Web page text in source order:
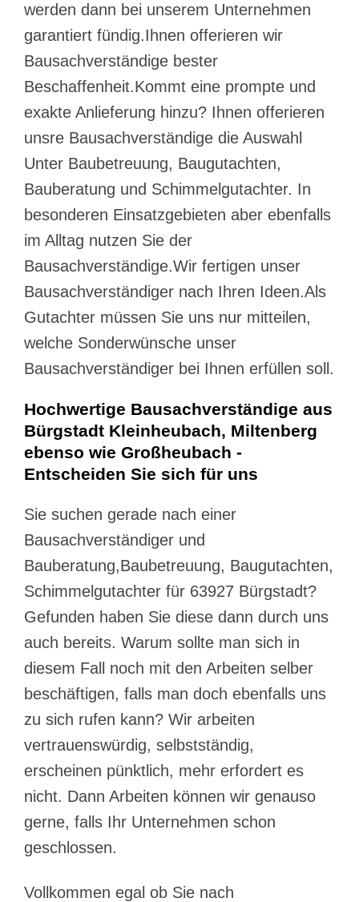
werden dann bei unserem Unternehmen
garantiert fündig.Ihnen offerieren wir
Bausachverständige bester
Beschaffenheit.Kommt eine prompte und
exakte Anlieferung hinzu? Ihnen offerieren
unsre Bausachverständige die Auswahl
Unter Baubetreuung, Baugutachten,
Bauberatung und Schimmelgutachter. In
besonderen Einsatzgebieten aber ebenfalls
im Alltag nutzen Sie der
Bausachverständige.Wir fertigen unser
Bausachverständiger nach Ihren Ideen.Als
Gutachter müssen Sie uns nur mitteilen,
welche Sonderwünsche unser
Bausachverständiger bei Ihnen erfüllen soll.
Hochwertige Bausachverständige aus
Bürgstadt Kleinheubach, Miltenberg
ebenso wie Großheubach -
Entscheiden Sie sich für uns
Sie suchen gerade nach einer
Bausachverständiger und
Bauberatung,Baubetreuung, Baugutachten,
Schimmelgutachter für 63927 Bürgstadt?
Gefunden haben Sie diese dann durch uns
auch bereits. Warum sollte man sich in
diesem Fall noch mit den Arbeiten selber
beschäftigen, falls man doch ebenfalls uns
zu sich rufen kann? Wir arbeiten
vertrauenswürdig, selbstständig,
erscheinen pünktlich, mehr erfordert es
nicht. Dann Arbeiten können wir genauso
gerne, falls Ihr Unternehmen schon
geschlossen.
Vollkommen egal ob Sie nach